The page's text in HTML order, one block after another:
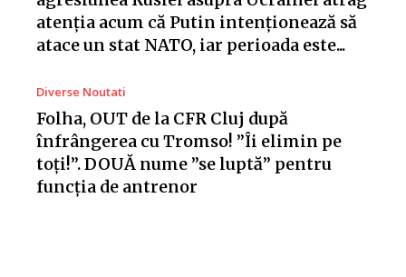
atenția acum că Putin intenționează să
atace un stat NATO, iar perioada este...
Diverse Noutati
Folha, OUT de la CFR Cluj după
înfrângerea cu Tromso! ”Îi elimin pe
toți!”. DOUĂ nume ”se luptă” pentru
funcția de antrenor